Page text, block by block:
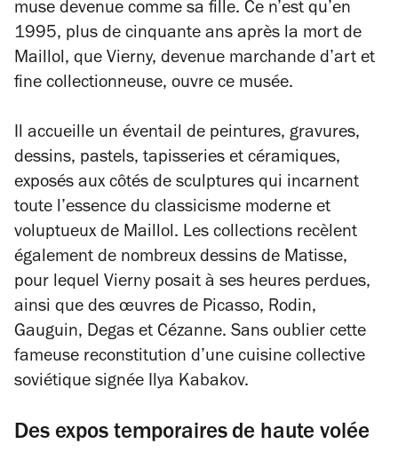
muse devenue comme sa fille. Ce n’est qu’en
1995, plus de cinquante ans après la mort de
Maillol, que Vierny, devenue marchande d’art et
fine collectionneuse, ouvre ce musée.
Il accueille un éventail de peintures, gravures,
dessins, pastels, tapisseries et céramiques,
exposés aux côtés de sculptures qui incarnent
toute l’essence du classicisme moderne et
voluptueux de Maillol. Les collections recèlent
également de nombreux dessins de Matisse,
pour lequel Vierny posait à ses heures perdues,
ainsi que des œuvres de Picasso, Rodin,
Gauguin, Degas et Cézanne. Sans oublier cette
fameuse reconstitution d’une cuisine collective
soviétique signée Ilya Kabakov.
Des expos temporaires de haute volée